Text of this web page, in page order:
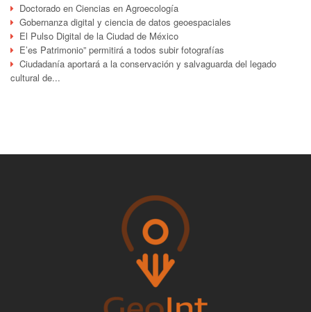
Doctorado en Ciencias en Agroecología
Gobernanza digital y ciencia de datos geoespaciales
El Pulso Digital de la Ciudad de México
E’es Patrimonio” permitirá a todos subir fotografías
Ciudadanía aportará a la conservación y salvaguarda del legado
cultural de...